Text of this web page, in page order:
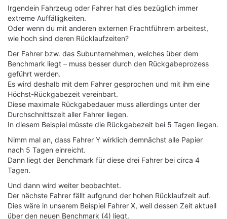
Irgendein Fahrzeug oder Fahrer hat dies bezüglich immer
extreme Auffälligkeiten.
Oder wenn du mit anderen externen Frachtführern arbeitest,
wie hoch sind deren Rücklaufzeiten?
Der Fahrer bzw. das Subunternehmen, welches über dem
Benchmark liegt – muss besser durch den Rückgabeprozess
geführt werden.
Es wird deshalb mit dem Fahrer gesprochen und mit ihm eine
Höchst-Rückgabezeit vereinbart.
Diese maximale Rückgabedauer muss allerdings unter der
Durchschnittszeit aller Fahrer liegen.
In diesem Beispiel müsste die Rückgabezeit bei 5 Tagen liegen.
Nimm mal an, dass Fahrer Y wirklich demnächst alle Papier
nach 5 Tagen einreicht.
Dann liegt der Benchmark für diese drei Fahrer bei circa 4
Tagen.
Und dann wird weiter beobachtet.
Der nächste Fahrer fällt aufgrund der hohen Rücklaufzeit auf.
Dies wäre in unserem Beispiel Fahrer X, weil dessen Zeit aktuell
über den neuen Benchmark (4) liegt.